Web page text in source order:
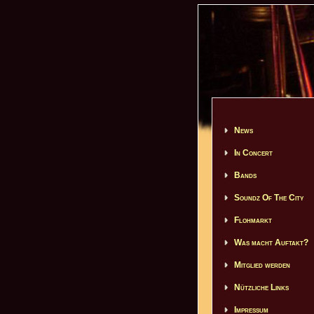
News
In Concert
Bands
Soundz Of The City
Flohmarkt
Was macht Auftakt?
Mitglied werden
Nützliche Links
Impressum